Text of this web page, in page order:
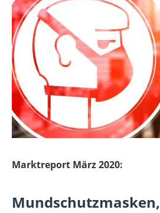
Marktreport März 2020:
Mundschutzmasken,